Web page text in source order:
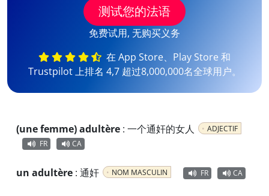
测试您的法语
免费试用, 无购买义务
在 App Store、Play Store 和
Trustpilot 上排名 4,7 超过8,000,000名全球用户。
(une femme) adultère : 一个通奸的女人
ADJECTIF
FR
CA
un adultère : 通奸 NOM MASCULIN FR CA